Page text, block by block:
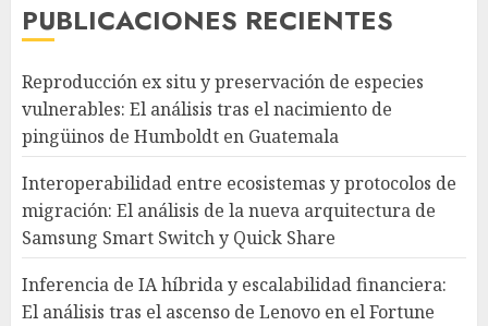
PUBLICACIONES RECIENTES
Reproducción ex situ y preservación de especies
vulnerables: El análisis tras el nacimiento de
pingüinos de Humboldt en Guatemala
Interoperabilidad entre ecosistemas y protocolos de
migración: El análisis de la nueva arquitectura de
Samsung Smart Switch y Quick Share
Inferencia de IA híbrida y escalabilidad financiera:
El análisis tras el ascenso de Lenovo en el Fortune